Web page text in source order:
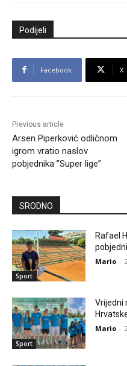
Podijeli
Facebook X
Previous article
Arsen Piperković odličnom
igrom vratio naslov
pobjednika ”Super lige”
SRODNO
Sport
Rafael
Mario -
Sport
Vrijedni
Mario -